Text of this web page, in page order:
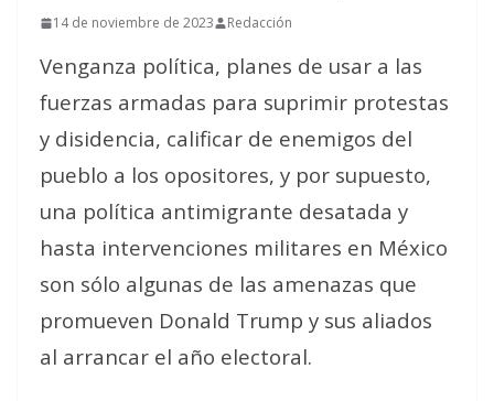
14 de noviembre de 2023 Redacción
Venganza política, planes de usar a las
fuerzas armadas para suprimir protestas
y disidencia, calificar de enemigos del
pueblo a los opositores, y por supuesto,
una política antimigrante desatada y
hasta intervenciones militares en México
son sólo algunas de las amenazas que
promueven Donald Trump y sus aliados
al arrancar el año electoral.